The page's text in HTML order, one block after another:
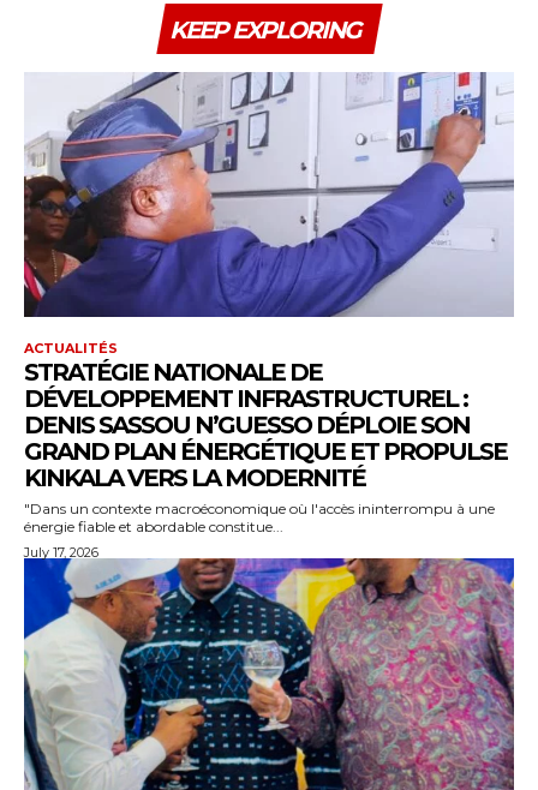
KEEP EXPLORING
ACTUALITÉS
STRATÉGIE NATIONALE DE
DÉVELOPPEMENT INFRASTRUCTUREL :
DENIS SASSOU N’GUESSO DÉPLOIE SON
GRAND PLAN ÉNERGÉTIQUE ET PROPULSE
KINKALA VERS LA MODERNITÉ
"Dans un contexte macroéconomique où l'accès ininterrompu à une
énergie fiable et abordable constitue...
July 17, 2026